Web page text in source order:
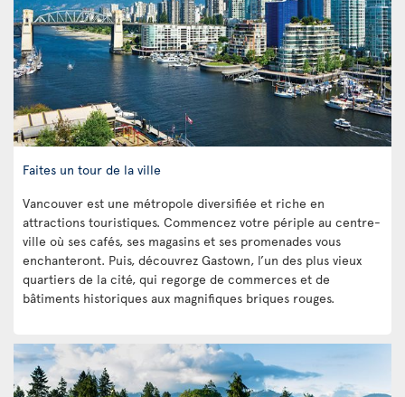
Faites un tour de la ville
Vancouver est une métropole diversifiée et riche en
attractions touristiques. Commencez votre périple au centre-
ville où ses cafés, ses magasins et ses promenades vous
enchanteront. Puis, découvrez Gastown, l’un des plus vieux
quartiers de la cité, qui regorge de commerces et de
bâtiments historiques aux magnifiques briques rouges.